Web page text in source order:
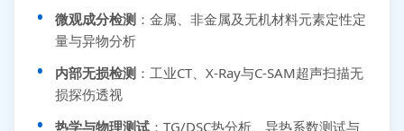
微观成分检测 ：金属、非金属及无机材料元素定性定
量与异物分析
内部无损检测 ：工业CT、X-Ray与C-SAM超声扫描无
损探伤透视
热学与物理测试 ：TG/DSC热分析、导热系数测试与